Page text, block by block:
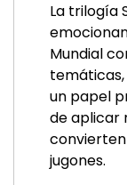
La trilogía
Mundial
un papel
de aplicar
jugones.